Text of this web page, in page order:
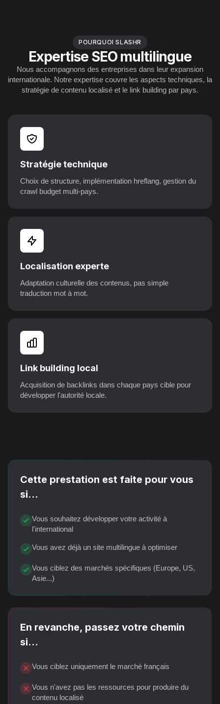
POURQUOI SLASHR
Expertise SEO multilingue
Nous accompagnons des entreprises dans leur expansion
internationale. Notre expertise couvre les aspects techniques, la
stratégie de contenu localisé et le link building par pays.
Stratégie technique
Choix de structure, implémentation hreflang, gestion du
crawl budget multi-pays.
Localisation experte
Adaptation culturelle des contenus, pas simple
traduction mot à mot.
Link building local
Acquisition de backlinks dans chaque pays cible pour
développer l'autorité locale.
Cette prestation est faite pour vous
si...
Vous souhaitez développer votre activité à
l'international
Vous avez déjà un site multilingue à optimiser
Vous ciblez des marchés spécifiques (Europe, US,
Asie...)
En revanche, passez votre chemin
si...
Vous ciblez uniquement le marché français
Vous n'avez pas les ressources pour produire du
contenu localisé